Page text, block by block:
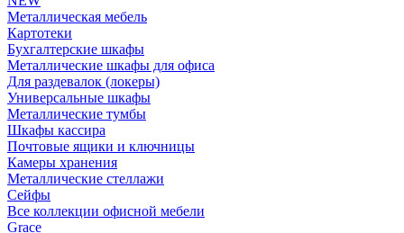
Металлическая мебель
Картотеки
Бухгалтерские шкафы
Металлические шкафы для офиса
Для раздевалок (локеры)
Универсальные шкафы
Металлические тумбы
Шкафы кассира
Почтовые ящики и ключницы
Камеры хранения
Металлические стеллажи
Сейфы
Все коллекции офисной мебели
Grace